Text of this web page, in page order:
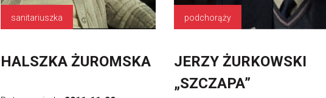
sanitariuszka
HALSZKA ŻUROMSKA
podchorąży
JERZY ŻURKOWSKI
„SZCZAPA”